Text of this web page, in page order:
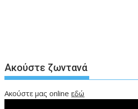
Ακούστε ζωντανά
Ακούστε μας onlineεδώ